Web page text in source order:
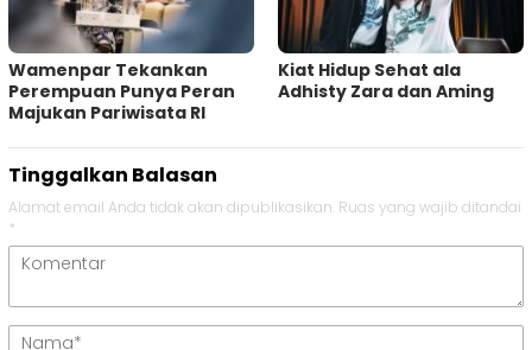
Wamenpar Tekankan
Perempuan Punya Peran
Majukan Pariwisata RI
Kiat Hidup Sehat ala
Adhisty Zara dan Aming
Tinggalkan Balasan
Alamat email Anda tidak akan dipublikasikan. Ruas yang wajib ditandai
*